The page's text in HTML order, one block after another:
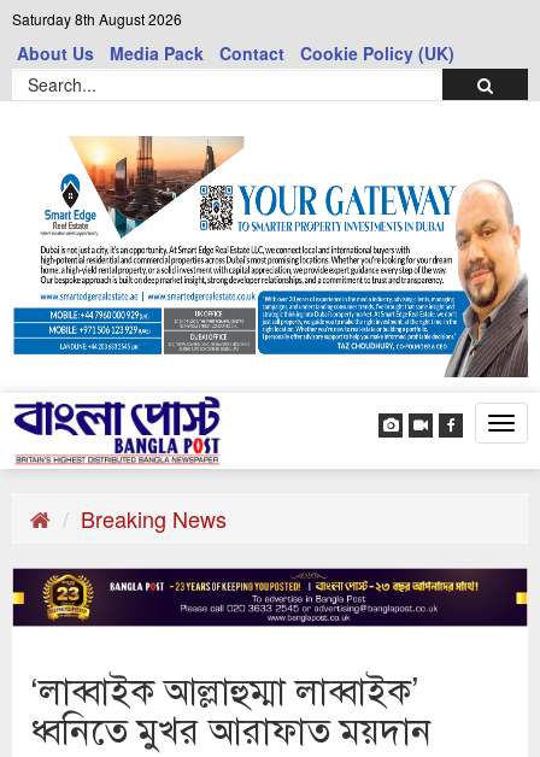
Saturday 8th August 2026
About Us Media Pack Contact Cookie Policy (UK)
Breaking News
‘লাব্বাইক আল্লাহুম্মা লাব্বাইক’
ধ্বনিতে মুখর আরাফাত ময়দান